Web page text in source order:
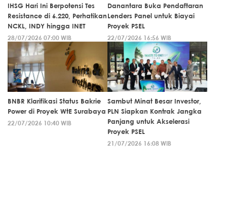
IHSG Hari Ini Berpotensi Tes
Resistance di 6.220, Perhatikan
NCKL, INDY hingga INET
28/07/2026 07:00 WIB
Danantara Buka Pendaftaran
Lenders Panel untuk Biayai
Proyek PSEL
22/07/2026 16:56 WIB
BNBR Klarifikasi Status Bakrie
Power di Proyek WtE Surabaya
22/07/2026 10:40 WIB
Sambut Minat Besar Investor,
PLN Siapkan Kontrak Jangka
Panjang untuk Akselerasi
Proyek PSEL
21/07/2026 16:08 WIB